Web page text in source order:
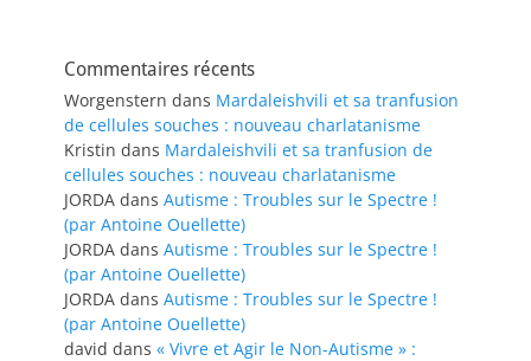
Commentaires récents
Worgenstern dans Mardaleishvili et sa tranfusion
de cellules souches : nouveau charlatanisme
Kristin dans Mardaleishvili et sa tranfusion de
cellules souches : nouveau charlatanisme
JORDA dans Autisme : Troubles sur le Spectre !
(par Antoine Ouellette)
JORDA dans Autisme : Troubles sur le Spectre !
(par Antoine Ouellette)
JORDA dans Autisme : Troubles sur le Spectre !
(par Antoine Ouellette)
david dans « Vivre et Agir le Non-Autisme » :